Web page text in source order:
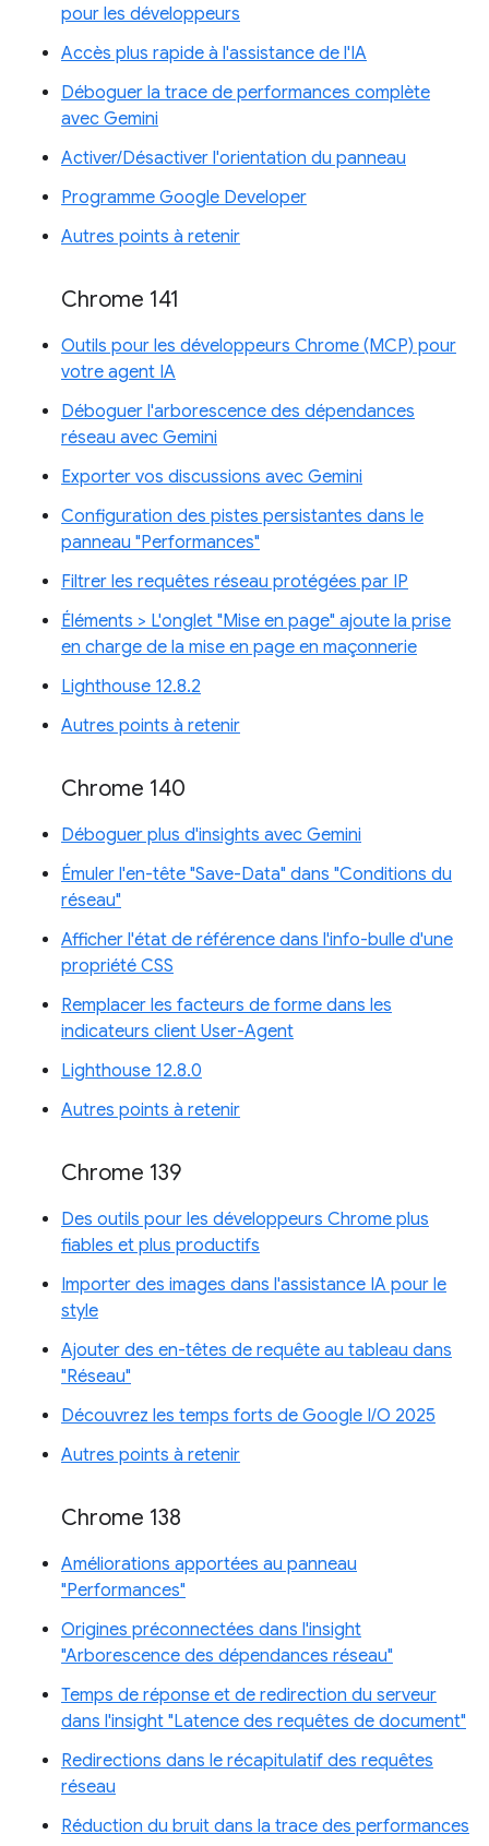
pour les développeurs
Accès plus rapide à l'assistance de l'IA
Déboguer la trace de performances complète
avec Gemini
Activer/Désactiver l'orientation du panneau
Programme Google Developer
Autres points à retenir
Chrome 141
Outils pour les développeurs Chrome (MCP) pour
votre agent IA
Déboguer l'arborescence des dépendances
réseau avec Gemini
Exporter vos discussions avec Gemini
Configuration des pistes persistantes dans le
panneau "Performances"
Filtrer les requêtes réseau protégées par IP
Éléments > L'onglet "Mise en page" ajoute la prise
en charge de la mise en page en maçonnerie
Lighthouse 12.8.2
Autres points à retenir
Chrome 140
Déboguer plus d'insights avec Gemini
Émuler l'en-tête "Save-Data" dans "Conditions du
réseau"
Afficher l'état de référence dans l'info-bulle d'une
propriété CSS
Remplacer les facteurs de forme dans les
indicateurs client User-Agent
Lighthouse 12.8.0
Autres points à retenir
Chrome 139
Des outils pour les développeurs Chrome plus
fiables et plus productifs
Importer des images dans l'assistance IA pour le
style
Ajouter des en-têtes de requête au tableau dans
"Réseau"
Découvrez les temps forts de Google I/O 2025
Autres points à retenir
Chrome 138
Améliorations apportées au panneau
"Performances"
Origines préconnectées dans l'insight
"Arborescence des dépendances réseau"
Temps de réponse et de redirection du serveur
dans l'insight "Latence des requêtes de document"
Redirections dans le récapitulatif des requêtes
réseau
Réduction du bruit dans la trace des performances